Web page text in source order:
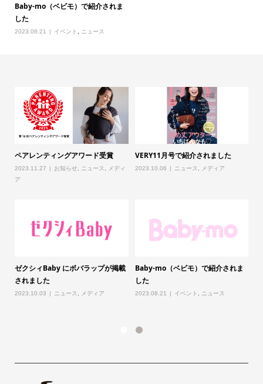
Baby-mo（ベビモ）で紹介されま
した
2023.08.21 イベント ニュース
ペアレンティングアワード受賞
2023.11.27 お知らせ, ニュース
メディ
ア
VERY11月号で紹介されました
2023.10.06 ニュース メディア
ゼクシィBaby にボバラップが掲載
されました
2023.10.03 ニュース, メディア
Baby-mo（ベビモ）で紹介されま
した
2023.08.21 イベント , ニュース